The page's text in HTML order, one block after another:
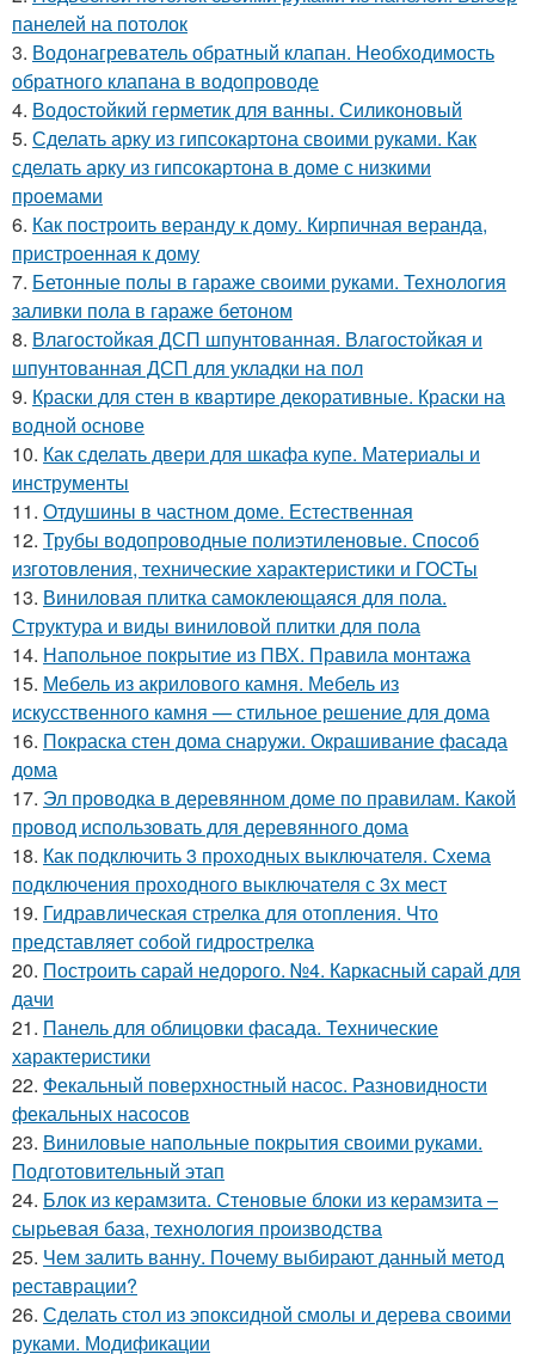
панелей на потолок
3. Водонагреватель обратный клапан. Необходимость
обратного клапана в водопроводе
4. Водостойкий герметик для ванны. Силиконовый
5. Сделать арку из гипсокартона своими руками. Как
сделать арку из гипсокартона в доме с низкими
проемами
6. Как построить веранду к дому. Кирпичная веранда,
пристроенная к дому
7. Бетонные полы в гараже своими руками. Технология
заливки пола в гараже бетоном
8. Влагостойкая ДСП шпунтованная. Влагостойкая и
шпунтованная ДСП для укладки на пол
9. Краски для стен в квартире декоративные. Краски на
водной основе
10. Как сделать двери для шкафа купе. Материалы и
инструменты
11. Отдушины в частном доме. Естественная
12. Трубы водопроводные полиэтиленовые. Способ
изготовления, технические характеристики и ГОСТы
13. Виниловая плитка самоклеющаяся для пола.
Структура и виды виниловой плитки для пола
14. Напольное покрытие из ПВХ. Правила монтажа
15. Мебель из акрилового камня. Мебель из
искусственного камня — стильное решение для дома
16. Покраска стен дома снаружи. Окрашивание фасада
дома
17. Эл проводка в деревянном доме по правилам. Какой
провод использовать для деревянного дома
18. Как подключить 3 проходных выключателя. Схема
подключения проходного выключателя с 3х мест
19. Гидравлическая стрелка для отопления. Что
представляет собой гидрострелка
20. Построить сарай недорого. №4. Каркасный сарай для
дачи
21. Панель для облицовки фасада. Технические
характеристики
22. Фекальный поверхностный насос. Разновидности
фекальных насосов
23. Виниловые напольные покрытия своими руками.
Подготовительный этап
24. Блок из керамзита. Стеновые блоки из керамзита –
сырьевая база, технология производства
25. Чем залить ванну. Почему выбирают данный метод
реставрации?
26. Сделать стол из эпоксидной смолы и дерева своими
руками. Модификации